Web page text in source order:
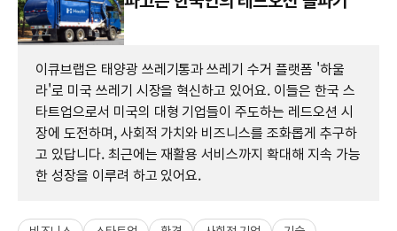
이큐브랩은 태양광 쓰레기통과 쓰레기 수거 플랫폼 '하울
라'로 미국 쓰레기 시장을 혁신하고 있어요. 이들은 한국 스
타트업으로서 미국의 대형 기업들이 주도하는 레드오션 시
장에 도전하며, 사회적 가치와 비즈니스를 조화롭게 추구하
고 있답니다. 최근에는 재활용 서비스까지 확대해 지속 가능
한 성장을 이루려 하고 있어요.